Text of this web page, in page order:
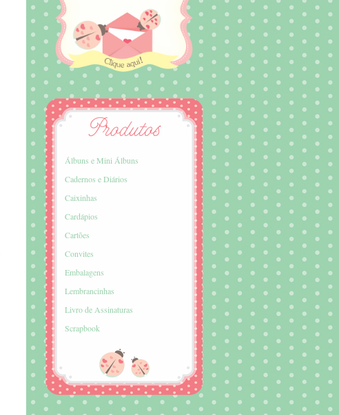
Álbuns e Mini Álbuns
Cadernos e Diários
Caixinhas
Cardápios
Cartões
Convites
Embalagens
Lembrancinhas
Livro de Assinaturas
Scrapbook